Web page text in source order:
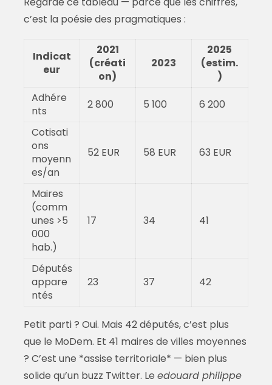
c’est la poésie des pragmatiques :
Indicat
eur
2021
(créati
on)
2023
2025
(estim.
)
Adhére
nts
2 800 5 100
6 200
Cotisati
ons
moyenn
es/an
52 EUR 58 EUR 63 EUR
Maires
(comm
unes >5
000
hab.)
17 34 41
Députés
appare
ntés
23 37 42
Petit parti ? Oui. Mais 42 députés, c’est plus
que le MoDem. Et 41 maires de villes moyennes
? C’est une *assise territoriale* — bien plus
solide qu’un buzz Twitter. Le edouard philippe